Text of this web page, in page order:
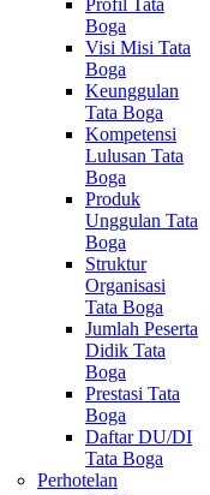
Profil Tata
Boga
Visi Misi Tata
Boga
Keunggulan
Tata Boga
Kompetensi
Lulusan Tata
Boga
Produk
Unggulan Tata
Boga
Struktur
Organisasi
Tata Boga
Jumlah Peserta
Didik Tata
Boga
Prestasi Tata
Boga
Daftar DU/DI
Tata Boga
Perhotelan